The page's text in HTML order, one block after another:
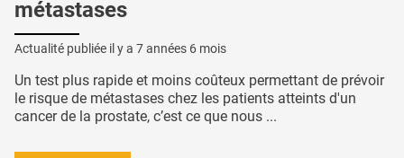
métastases
Actualité publiée il y a 7 années 6 mois
Un test plus rapide et moins coûteux permettant de prévoir
le risque de métastases chez les patients atteints d'un
cancer de la prostate, c’est ce que nous ...